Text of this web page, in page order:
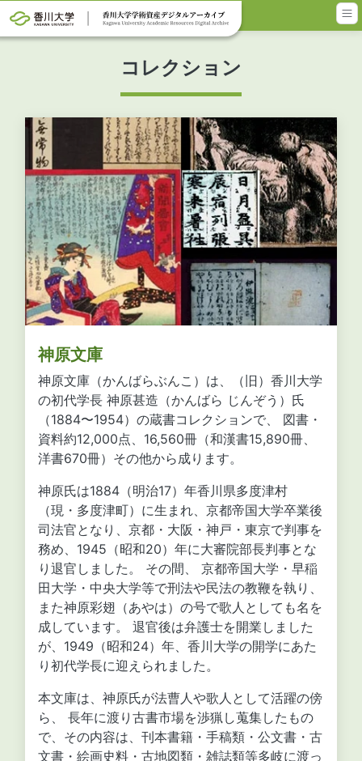
メインコンテンツに移動
コレクション
神原文庫
神原文庫（かんばらぶんこ）は、（旧）香川大学
の初代学長 神原甚造（かんばら じんぞう）氏
（1884〜1954）の蔵書コレクションで、 図書・
資料約12,000点、16,560冊（和漢書15,890冊、
洋書670冊）その他から成ります。
神原氏は1884（明治17）年香川県多度津村
（現・多度津町）に生まれ、京都帝国大学卒業後
司法官となり、京都・大阪・神戸・東京で判事を
務め、1945（昭和20）年に大審院部長判事とな
り退官しました。 その間、 京都帝国大学・早稲
田大学・中央大学等で刑法や民法の教鞭を執り、
また神原彩翅（あやは）の号で歌人としても名を
成しています。 退官後は弁護士を開業しました
が、1949（昭和24）年、香川大学の開学にあた
り初代学長に迎えられました。
本文庫は、神原氏が法曹人や歌人として活躍の傍
ら、 長年に渡り古書市場を渉猟し蒐集したもの
で、その内容は、刊本書籍・手稿類・公文書・古
文書・絵画史料・古地図類・雑誌類等多岐に渡っ